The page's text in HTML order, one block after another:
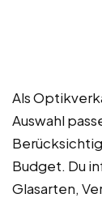
Als
Auswahl
Budget. Du
Glasarten,